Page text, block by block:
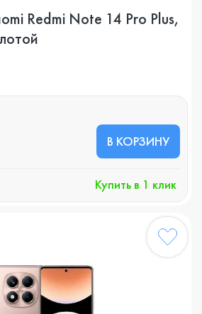
Redmi Note 14 Pro Plus,
В КОРЗИНУ
Купить в 1 клик